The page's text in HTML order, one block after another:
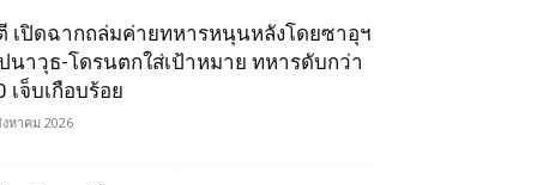
เปิดฉากถล่มค่ายทหารหนุนหลังโดยซาอุฯ
นาวุธ-โดรนตกใส่เป้าหมาย ทหารดับกว่า
เจ็บเกือบร้อย
หาคม 2026